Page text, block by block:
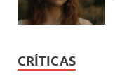
CRÍTICAS